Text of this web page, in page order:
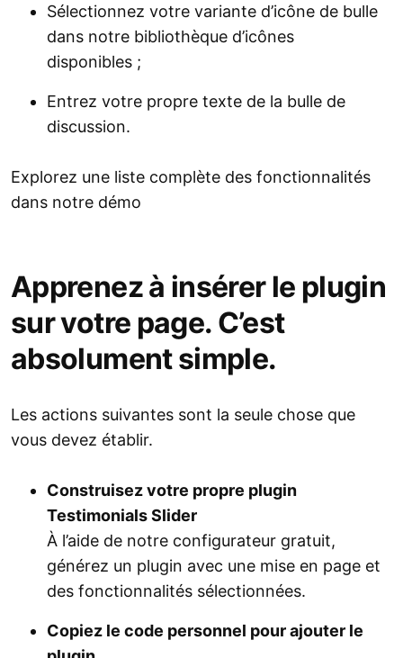
Sélectionnez votre variante d’icône de bulle
dans notre bibliothèque d’icônes
disponibles ;
Entrez votre propre texte de la bulle de
discussion.
Explorez une liste complète des fonctionnalités
dans notre démo
Apprenez à insérer le plugin
sur votre page. C’est
absolument simple.
Les actions suivantes sont la seule chose que
vous devez établir.
Construisez votre propre plugin
Testimonials Slider
À l’aide de notre configurateur gratuit,
générez un plugin avec une mise en page et
des fonctionnalités sélectionnées.
Copiez le code personnel pour ajouter le